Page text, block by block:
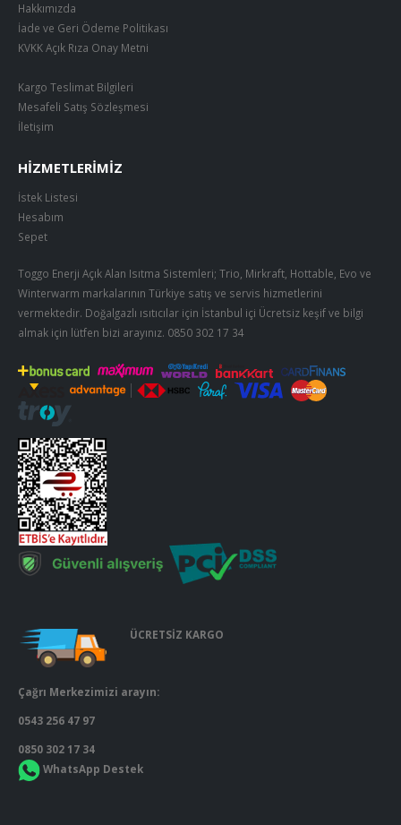
Hakkımızda
İade ve Geri Ödeme Politikası
KVKK Açık Rıza Onay Metni
Kargo Teslimat Bilgileri
Mesafeli Satış Sözleşmesi
İletişim
HIZMETLERIMIZ
İstek Listesi
Hesabım
Sepet
Toggo Enerji Açık Alan Isıtma Sistemleri; Trio, Mirkraft, Hottable, Evo ve
Winterwarm markalarının Türkiye satış ve servis hizmetlerini
vermektedir. Doğalgazlı ısıtıcılar için İstanbul içi Ücretsiz keşif ve bilgi
almak için lütfen bizi arayınız. 0850 302 17 34
ÜCRETSİZ KARGO
Çağrı Merkezimizi arayın:
0543 256 47 97
0850 302 17 34
WhatsApp Destek